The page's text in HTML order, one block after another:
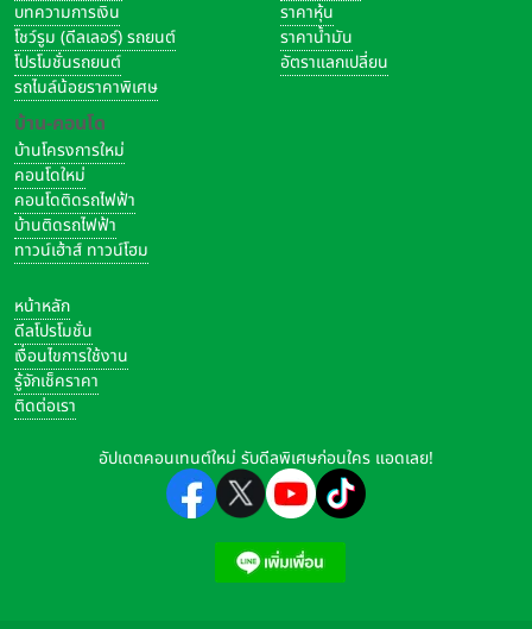
บทความการเงิน
โชว์รูม (ดีลเลอร์) รถยนต์
โปรโมชั่นรถยนต์
รถไมล์น้อยราคาพิเศษ
บ้าน-คอนโด
บ้านโครงการใหม่
คอนโดใหม่
คอนโดติดรถไฟฟ้า
บ้านติดรถไฟฟ้า
ทาวน์เฮ้าส์ ทาวน์โฮม
ราคาหุ้น
ราคาน้ำมัน
อัตราแลกเปลี่ยน
หน้าหลัก
ดีลโปรโมชั่น
เงื่อนไขการใช้งาน
รู้จักเช็คราคา
ติดต่อเรา
อัปเดตคอนเทนต์ใหม่ รับดีลพิเศษก่อนใคร แอดเลย!